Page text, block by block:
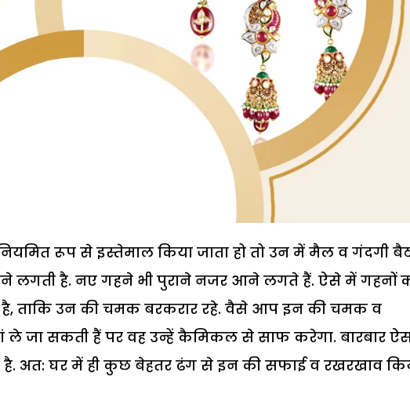
रूप से इस्तेमाल किया जाता हो तो उन में मैल व गंदगी
लगती है. नए गहने भी पुराने नजर आने लगते हैं. ऐसे में गहनों
ताकि उन की चमक बरकरार रहे. वैसे आप इन की चमक व
जा सकती हैं पर वह उन्हें कैमिकल से साफ करेगा. बारबार
अत: घर में ही कुछ बेहतर ढंग से इन की सफाई व रखरखाव